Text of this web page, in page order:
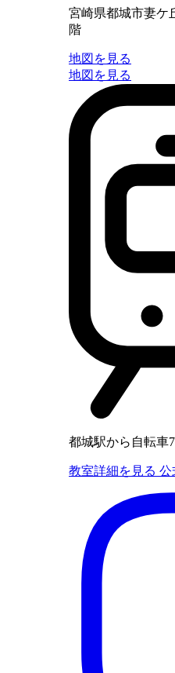
宮崎県都城市妻ケ
階
地図を見る
地図を見る
都城駅から自転車
教室詳細を見る 公